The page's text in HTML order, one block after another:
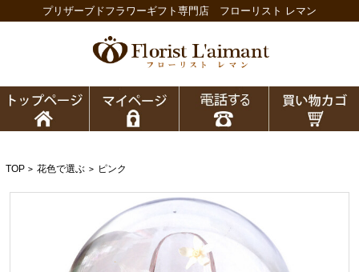
プリザーブドフラワーギフト専門店 フローリスト レマン
TOP > 花色で選ぶ > ピンク